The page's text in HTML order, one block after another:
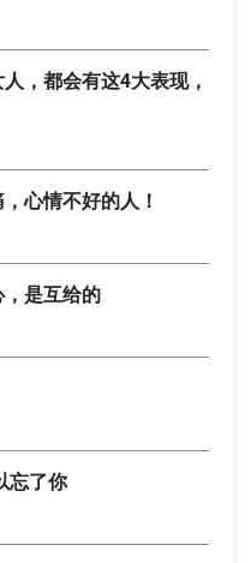
，都会有这4大表现，
心情不好的人！
是互给的
忘了你